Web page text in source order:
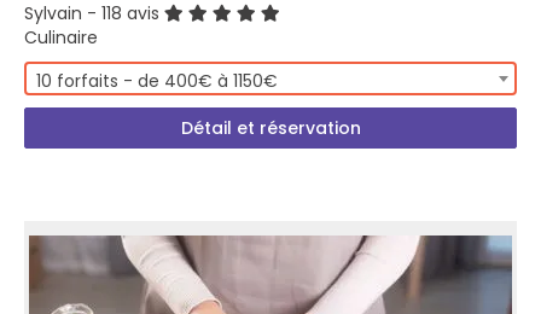
Sylvain - 118 avis
Culinaire
10 forfaits - de 400€ à 1150€
Détail et réservation